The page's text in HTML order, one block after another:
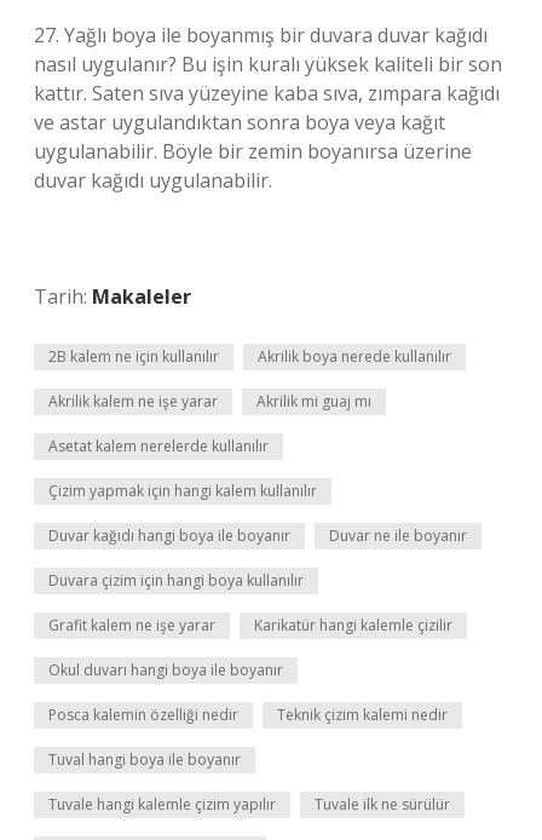
27. Yağlı boya ile boyanmış bir duvara duvar kağıdı
nasıl uygulanır? Bu işin kuralı yüksek kaliteli bir son
kattır. Saten sıva yüzeyine kaba sıva, zımpara kağıdı
ve astar uygulandıktan sonra boya veya kağıt
uygulanabilir. Böyle bir zemin boyanırsa üzerine
duvar kağıdı uygulanabilir.
Tarih: Makaleler
2B kalem ne için kullanılır Akrilik boya nerede kullanılır
Akrilik kalem ne işe yarar Akrilik mi guaj mı
Asetat kalem nerelerde kullanılır
Çizim yapmak için hangi kalem kullanılır
Duvar kağıdı hangi boya ile boyanır Duvar ne ile boyanır
Duvara çizim için hangi boya kullanılır
Grafit kalem ne işe yarar Karikatür hangi kalemle çizilir
Okul duvarı hangi boya ile boyanır
Posca kalemin özelliği nedir Teknik çizim kalemi nedir
Tuval hangi boya ile boyanır
Tuvale hangi kalemle çizim yapılır Tuvale ilk ne sürülür